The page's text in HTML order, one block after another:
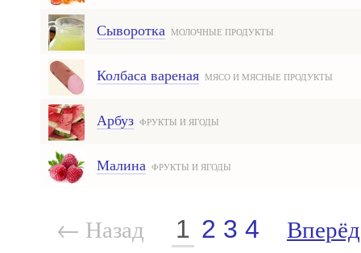
Сыворотка МОЛОЧНЫЕ ПРОДУКТЫ
Колбаса вареная МЯСО И МЯСНЫЕ ПРОДУКТЫ
Арбуз ФРУКТЫ И ЯГОДЫ
Малина ФРУКТЫ И ЯГОДЫ
← Назад 1 2 3 4